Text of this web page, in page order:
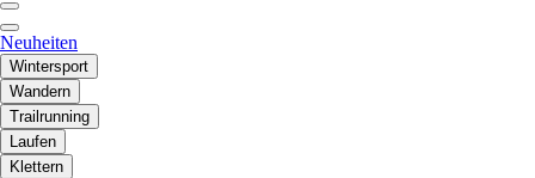
Neuheiten
Wintersport
Wandern
Trailrunning
Laufen
Klettern